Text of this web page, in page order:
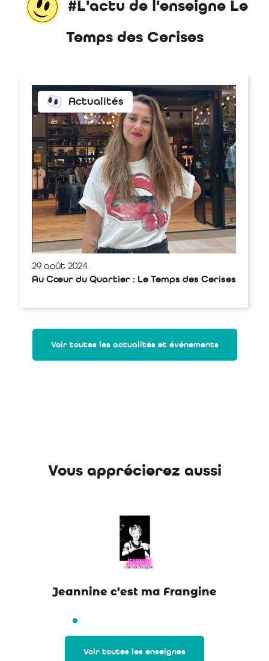
#L'actu de l'enseigne Le
Temps des Cerises
Actualités
29 août 2024
Au Cœur du Quartier : Le Temps des Cerises
Voir toutes les actualités et événements
Vous apprécierez aussi
Jeannine c’est ma Frangine
Voir toutes les enseignes